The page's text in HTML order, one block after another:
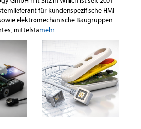
für kundenspezifische HMI-
elektromechanische Baugruppen.
mittelstämehr...